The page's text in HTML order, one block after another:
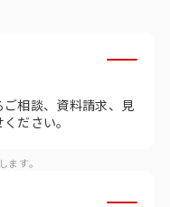
相談、資料請求、見
ださい。
ます。